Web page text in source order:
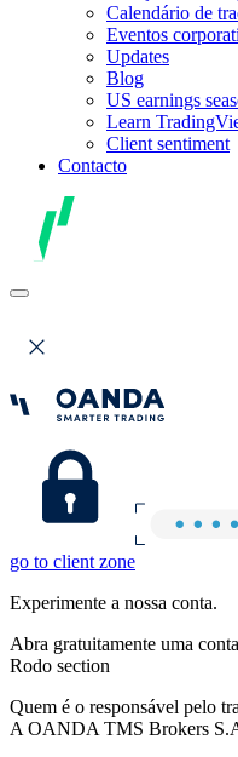
Calendário de
Eventos
Updates
Blog
US earnings
Learn
Client sentiment
Contacto
go to client zone
Experimente a nossa conta.
Abra gratuitamente uma
Rodo section
Quem é o responsável pelo
A OANDA TMS Brokers